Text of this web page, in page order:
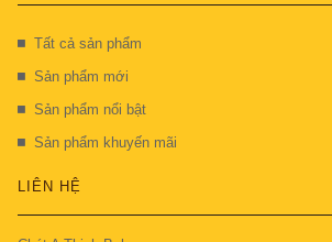
Tất cả sản phẩm
Sản phẩm mới
Sản phẩm nổi bật
Sản phẩm khuyến mãi
LIÊN HỆ